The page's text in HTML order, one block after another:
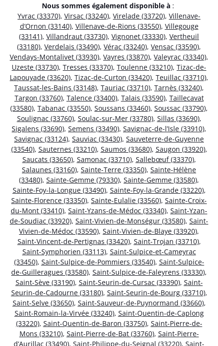
Nous sommes également disponible à :
Yvrac (33370), Virsac (33240), Virelade (33720), Villenave-
d’Ornon (33140), Villenave-de-Rions (33550), Villegouge
(33141), Villandraut (33730), Vignonet (33330), Vertheuil
(33180), Verdelais (33490), Vérac (33240), Vensac (33590),
Vendays-Montalivet (33930), Vayres (33870), Valeyrac (33340),
Uzeste (33730), Tresses (33370), Toulenne (33210), Tizac-de-
Lapouyade (33620), Tizac-de-Curton (33420), Teuillac (33710),
Taussat-les-Bains (33148), Tauriac (33710), Tarnès (33240),
Targon (33760), Talence (33400), Talais (33590), Taillecavat
(33580), Tabanac (33550), Soussans (33460), Soussac (33790),
Soulignac (33760), Soulac-sur-Mer (33780), Sillas (33690),
Sigalens (33690), Semens (33490), Savignac-de-l’Isle (33910),
Savignac (33124), Sauviac (33430), Sauveterre-de-Guyenne
(33540), Sauternes (33210), Saumos (33680), Saugon (33920),
Saucats (33650), Samonac (33710), Sallebœuf (33370),
Salaunes (33160), Sainte-Terre (33350), Sainte-Hélène
(33480), Sainte-Gemme (79330), Sainte-Gemme (33580),
Sainte-Foy-la-Longue (33490), Sainte-Foy-la-Grande (33220),
Sainte-Florence (33350), Sainte-Eulalie (33560), Sainte-Croix-
du-Mont (33410), Saint-Yzans-de-Médoc (33340), Saint-Yzan-
de-Soudiac (33920), Saint-Vivien-de-Monségur (33580), Saint-
Vivien-de-Médoc (33590), Saint-Vivien-de-Blaye (33920),
Saint-Vincent-de-Pertignas (33420), Saint-Trojan (33710),
Saint-Symphorien (33113), Saint-Sulpice-et-Cameyrac
(33450), Saint-Sulpice-de-Pommiers (33540), Saint-Sulpice-
de-Guilleragues (33580), Saint-Sulpice-de-Faleyrens (33330),
Saint-Sève (33190), Saint-Seurin-de-Cursac (33390), Saint-
Seurin-de-Cadourne (33180), Saint-Seurin-de-Bourg (33710),
Saint-Selve (33650), Saint-Sauveur-de-Puynormand (33660),
Saint-Romain-la-Virvée (33240), Saint-Quentin-de-Caplong
(33220), Saint-Quentin-de-Baron (33750), Saint-Pierre-de-
Mons (33210), Saint-Pierre-de-Bat (33760), Saint-Pierre-
d’Aurillac (33490), Saint-Philippe-du-Seignal (33220), Saint-